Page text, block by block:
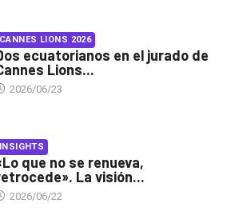
CANNES LIONS 2026
ecuatorianos en el jurado de
Lions...
2026/06/23
INSIGHTS
que no se renueva,
La visión...
2026/06/22